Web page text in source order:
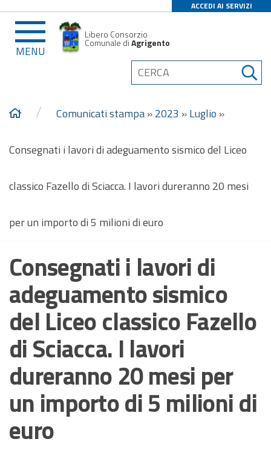
ACCEDI AI SERVIZI
MENU
Libero Consorzio
Comunale diAgrigento
/ Comunicati stampa»2023 »Luglio »
Consegnati i lavori di adeguamento sismico del Liceo
classico Fazello di Sciacca. I lavori dureranno 20 mesi
per un importo di 5 milioni di euro
Consegnati i lavori di
adeguamento sismico
del Liceo classico Fazello
di Sciacca. I lavori
dureranno 20 mesi per
un importo di 5 milioni di
euro